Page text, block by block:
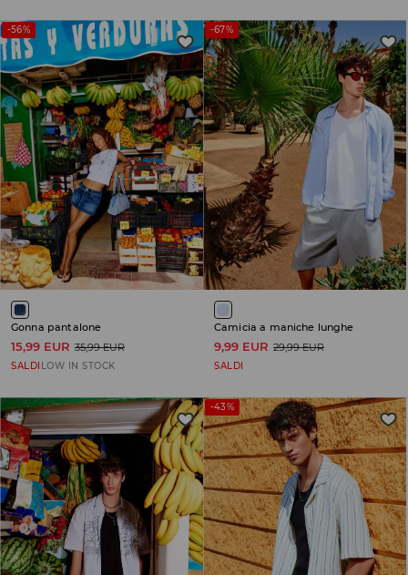
-56%
Gonna pantalone
15,99 EUR 35,99 EUR
SALDI LOW IN STOCK
-67%
Camicia a maniche lunghe
9,99 EUR 29,99 EUR
SALDI
-43%